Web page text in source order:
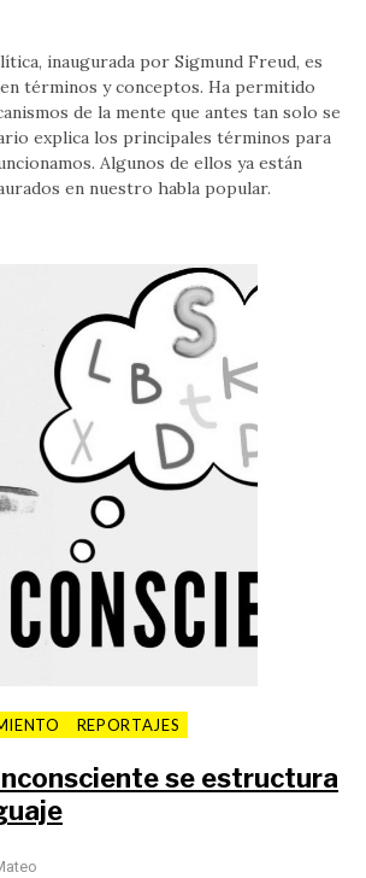
inaugurada por Sigmund Freud, es
términos y conceptos. Ha permitido
de la mente que antes tan solo se
explica los principales términos para
Algunos de ellos ya están
en nuestro habla popular.
REPORTAJES
se estructura